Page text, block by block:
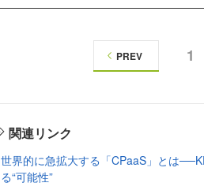
1
PREV
関連リンク
世界的に急拡大する「CPaaS」とは
る“可能性”